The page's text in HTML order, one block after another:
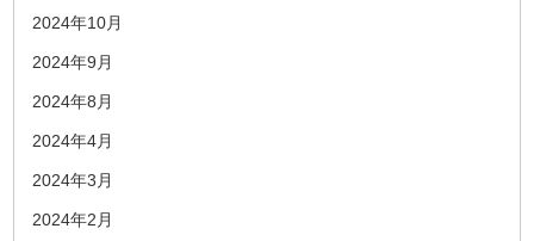
2024年10月
2024年9月
2024年8月
2024年4月
2024年3月
2024年2月